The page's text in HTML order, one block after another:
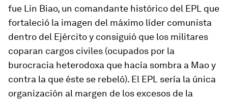
fue Lin Biao, un comandante histórico del EPL que
fortaleció la imagen del máximo líder comunista
dentro del Ejército y consiguió que los militares
coparan cargos civiles (ocupados por la
burocracia heterodoxa que hacía sombra a Mao y
contra la que éste se rebeló). El EPL sería la única
organización al margen de los excesos de la